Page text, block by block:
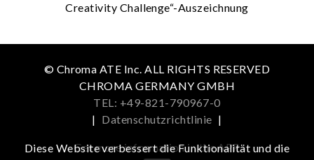
Creativity Challenge“-Auszeichnung
© Chroma ATE Inc. ALL RIGHTS RESERVED
CHROMA GERMANY GMBH
TEL: +49-821-790967-0
| Datenschutzrichtlinie |
Get more information in the APP
Diese Website verbessert die Funktionalität und die